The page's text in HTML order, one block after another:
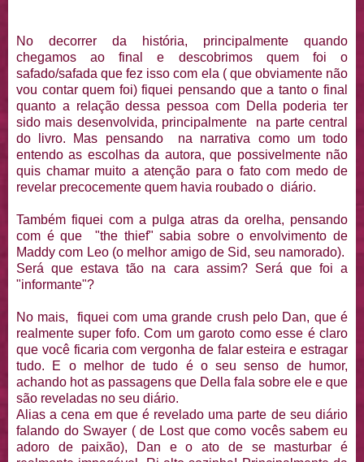
No decorrer da história, principalmente quando
chegamos ao final e descobrimos quem foi o
safado/safada que fez isso com ela ( que obviamente não
vou contar quem foi) fiquei pensando que a tanto o final
quanto a relação dessa pessoa com Della poderia ter
sido mais desenvolvida, principalmente na parte central
do livro. Mas pensando na narrativa como um todo
entendo as escolhas da autora, que possivelmente não
quis chamar muito a atenção para o fato com medo de
revelar precocemente quem havia roubado o diário.
Também fiquei com a pulga atras da orelha, pensando
com é que "the thief" sabia sobre o envolvimento de
Maddy com Leo (o melhor amigo de Sid, seu namorado).
Será que estava tão na cara assim? Será que foi a
"informante"?
No mais, fiquei com uma grande crush pelo Dan, que é
realmente super fofo. Com um garoto como esse é claro
que você ficaria com vergonha de falar esteira e estragar
tudo. E o melhor de tudo é o seu senso de humor,
achando hot as passagens que Della fala sobre ele e que
são reveladas no seu diário.
Alias a cena em que é revelado uma parte de seu diário
falando do Swayer ( de Lost que como vocês sabem eu
adoro de paixão), Dan e o ato de se masturbar é